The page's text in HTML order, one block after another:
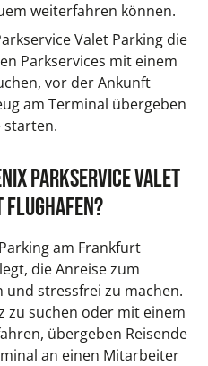
weiterfahren können.
Valet Parking die
Parkservices mit einem
vor der Ankunft
am Terminal übergeben
starten.
Parkservice Valet
am Frankfurt
die Anreise zum
stressfrei zu machen.
zu suchen oder mit einem
übergeben Reisende
an einen Mitarbeiter